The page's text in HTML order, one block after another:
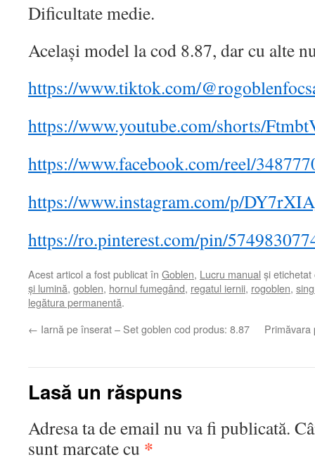
Dificultate medie.
Același model la cod 8.87, dar cu alte
https://www.tiktok.com/
https://www.youtube.com/shorts/
https://www.facebook.com/reel/
https://www.instagram.com/p/
https://ro.pinterest.com/pin/
Acest articol a fost publicat în Goblen, Lucru manual și
și lumină, goblen, hornul fumegând, regatul iernii, rogoblen,
legătura permanentă.
← Iarnă pe înserat – Set goblen cod produs: 8.87 Primăvara
Lasă un răspuns
Adresa ta de email nu va fi publicată.
sunt marcate cu *